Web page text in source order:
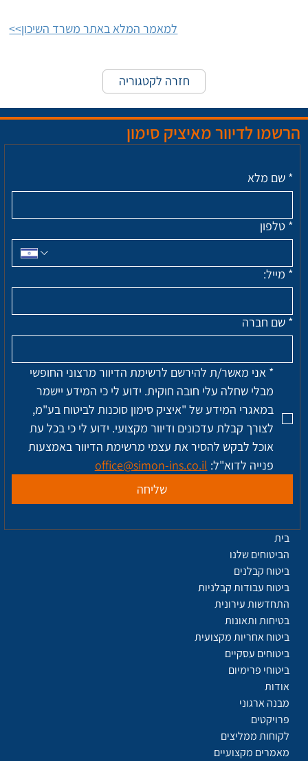
למאמר המלא באתר משרד השיכון>>
חזרה לקטגוריה
הרשמו לדיוור מאיציק סימון
* שם מלא
* טלפון
* מייל:
* שם חברה
*
פנייה לדוא"ל: office@simon-ins.co.il
שליחה
אודות
מבנה ארגוני
פרויקטים
לקוחות ממליצים
מאמרים מקצועיים
בית
הביטוחים שלנו
ביטוח קבלנים
ביטוח עבודות קבלניות
התחדשות עירונית
בטיחות ותאונות
ביטוח אחריות מקצועית
ביטוחים עסקיים
ביטוחי פרימיום